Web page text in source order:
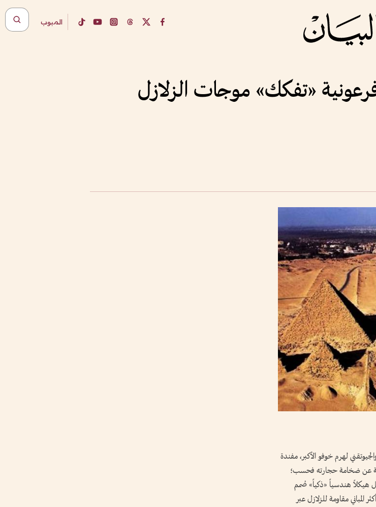
المبوب
«تفكك» موجات الزلازل
لهرم خوفو الأكبر، مفندة
كان محض مصادفة ناتجة عن ضخامة حجارته فحسب؛
هيكلاً هندسياً «ذكياً» صُمم
مقاومة للزلازل عبر